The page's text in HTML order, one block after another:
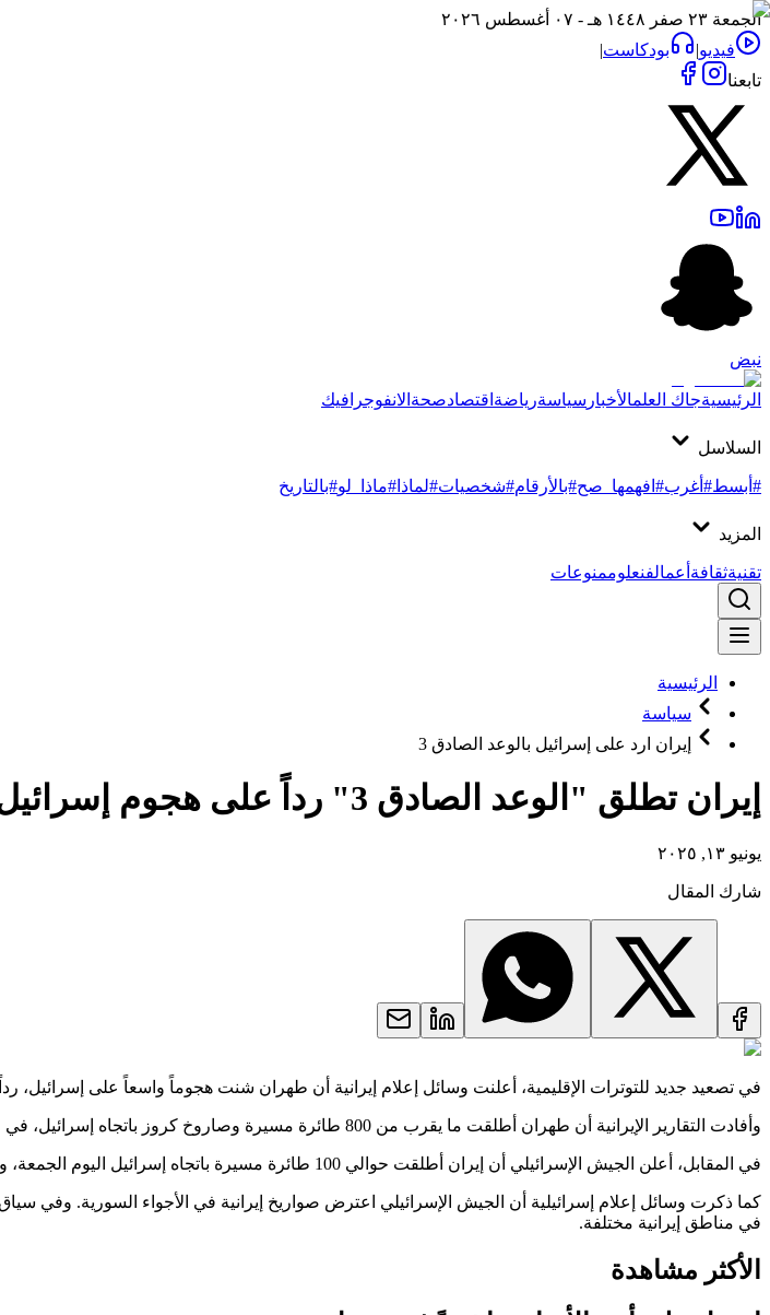
الجمعة ٢٣ صفر ١٤٤٨ هـ - ٠٧ أغسطس ٢٠٢٦
فيديو| بودكاست|
تابعنا
نبض
الرئيسيةجاك العلمالأخبار سياسةرياضة اقتصادصحة الانفوجرافيك
السلاسل
#أبسط#أغرب#افهمها_صح#بالأرقام#شخصيات#لماذا #ماذا_لو#بالتاريخ
المزيد
تقنيةثقافة أعمالفنعلوممنوعات
الرئيسية
سياسة
إيران ارد على إسرائيل بالوعد الصادق 3
إيران تطلق "الوعد الصادق 3" رداً على هجوم إسرائيل
يونيو ١٣, ٢٠٢٥
شارك المقال
في تصعيد جديد للتوترات الإقليمية، أعلنت وسائل إعلام إيرانية أن طهران شنت هجوماً واسعاً على إسرائيل،
وأفادت التقارير الإيرانية أن طهران أطلقت ما يقرب من 800 طائرة مسيرة وصاروخ كروز باتجاه إسرائيل، في عملية سميت بـ "الوعد الصادق 3".
في المقابل، أعلن الجيش الإسرائيلي أن إيران أطلقت حوالي 100 طائرة مسيرة باتجاه إسرائيل اليوم الجمعة، وأن قواته تعمل على اعتراضها وإسقاطها.
في مناطق إيرانية مختلفة.
الأكثر مشاهدة